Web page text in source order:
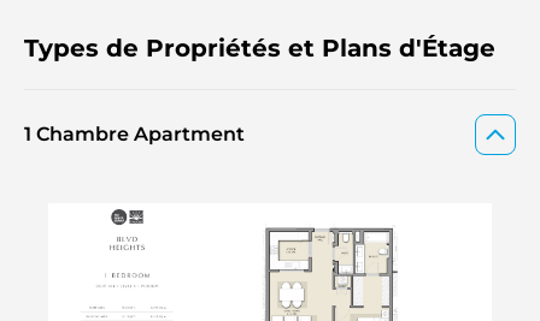
Types de Propriétés et Plans d'Étage
1 Chambre Apartment